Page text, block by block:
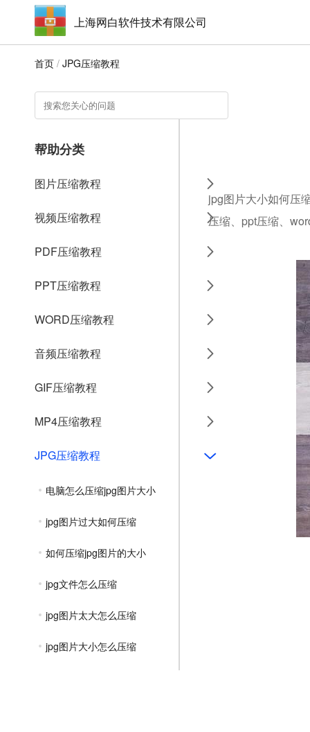
上海网白软件技术有限公司
首页 / JPG压缩教程
帮助分类
图片压缩教程
视频压缩教程
PDF压缩教程
PPT压缩教程
WORD压缩教程
音频压缩教程
GIF压缩教程
MP4压缩教程
JPG压缩教程
电脑怎么压缩jpg图片大小
jpg图片过大如何压缩
如何压缩jpg图片的大小
jpg文件怎么压缩
jpg图片太大怎么压缩
jpg图片大小怎么压缩
jpg图片大小如何压
压缩、ppt压缩、